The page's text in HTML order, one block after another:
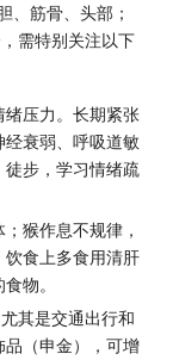
、筋骨、头部；
需特别关注以下
绪压力。长期紧张
经衰弱、呼吸道敏
徒步，学习情绪疏
猴作息不规律，
饮食上多食用清肝
物。
其是交通出行和
品（申金），可增